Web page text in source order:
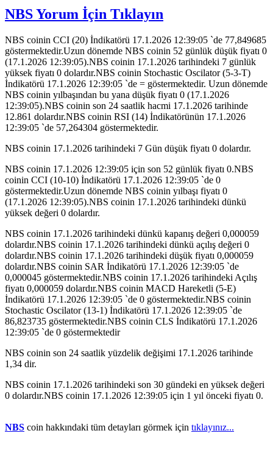
NBS Yorum İçin Tıklayın
NBS coinin CCI (20) İndikatörü 17.1.2026 12:39:05 `de 77,849685
göstermektedir.Uzun dönemde NBS coinin 52 günlük düşük fiyatı 0
(17.1.2026 12:39:05).NBS coinin 17.1.2026 tarihindeki 7 günlük
yüksek fiyatı 0 dolardır.NBS coinin Stochastic Oscilator (5-3-T)
İndikatörü 17.1.2026 12:39:05 `de = göstermektedir. Uzun dönemde
NBS coinin yılbaşından bu yana düşük fiyatı 0 (17.1.2026
12:39:05).NBS coinin son 24 saatlik hacmi 17.1.2026 tarihinde
12.861 dolardır.NBS coinin RSI (14) İndikatörünün 17.1.2026
12:39:05 `de 57,264304 göstermektedir.
NBS coinin 17.1.2026 tarihindeki 7 Gün düşük fiyatı 0 dolardır.
NBS coinin 17.1.2026 12:39:05 için son 52 günlük fiyatı 0.NBS
coinin CCI (10-10) İndikatörü 17.1.2026 12:39:05 `de 0
göstermektedir.Uzun dönemde NBS coinin yılbaşı fiyatı 0
(17.1.2026 12:39:05).NBS coinin 17.1.2026 tarihindeki dünkü
yüksek değeri 0 dolardır.
NBS coinin 17.1.2026 tarihindeki dünkü kapanış değeri 0,000059
dolardır.NBS coinin 17.1.2026 tarihindeki dünkü açılış değeri 0
dolardır.NBS coinin 17.1.2026 tarihindeki düşük fiyatı 0,000059
dolardır.NBS coinin SAR İndikatörü 17.1.2026 12:39:05 `de
0,000045 göstermektedir.NBS coinin 17.1.2026 tarihindeki Açılış
fiyatı 0,000059 dolardır.NBS coinin MACD Hareketli (5-E)
İndikatörü 17.1.2026 12:39:05 `de 0 göstermektedir.NBS coinin
Stochastic Oscilator (13-1) İndikatörü 17.1.2026 12:39:05 `de
86,823735 göstermektedir.NBS coinin CLS İndikatörü 17.1.2026
12:39:05 `de 0 göstermektedir
NBS coinin son 24 saatlik yüzdelik değişimi 17.1.2026 tarihinde
1,34 dir.
NBS coinin 17.1.2026 tarihindeki son 30 gündeki en yüksek değeri
0 dolardır.NBS coinin 17.1.2026 12:39:05 için 1 yıl önceki fiyatı 0.
NBS coin hakkındaki tüm detayları görmek için tıklayınız...